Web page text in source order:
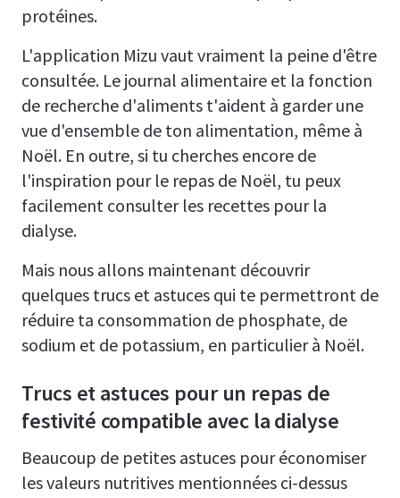
protéines.
L'application Mizu vaut vraiment la peine d'être
consultée. Le journal alimentaire et la fonction
de recherche d'aliments t'aident à garder une
vue d'ensemble de ton alimentation, même à
Noël. En outre, si tu cherches encore de
l'inspiration pour le repas de Noël, tu peux
facilement consulter les recettes pour la
dialyse.
Mais nous allons maintenant découvrir
quelques trucs et astuces qui te permettront de
réduire ta consommation de phosphate, de
sodium et de potassium, en particulier à Noël.
Trucs et astuces pour un repas de
festivité compatible avec la dialyse
Beaucoup de petites astuces pour économiser
les valeurs nutritives mentionnées ci-dessus